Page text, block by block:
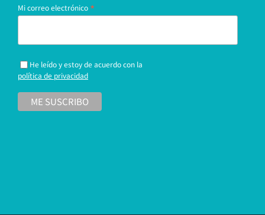
Mi correo electrónico *
He leído y estoy de acuerdo con la
política de privacidad